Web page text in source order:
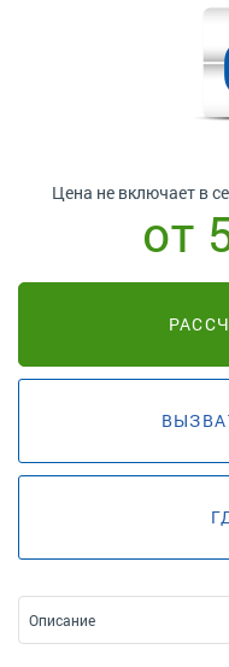
Цена не включает в
от
Описание